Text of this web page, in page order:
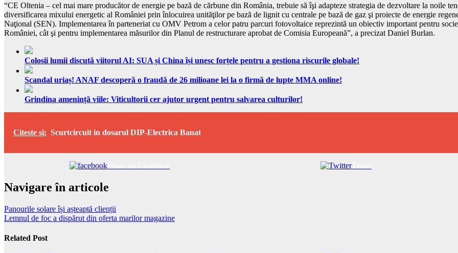
“CE Oltenia – cel mai mare producător de energie pe bază de cărbune din România, trebuie să îşi adapteze strategia de dezvoltare la noile
diversificarea mixului energetic al României prin înlocuirea unităţilor pe bază de lignit cu centrale pe bază de gaz şi proiecte de energie
Naţional (SEN). Implementarea în parteneriat cu OMV Petrom a celor patru parcuri fotovoltaice reprezintă un obiectiv important pentru
României, cât şi pentru implementarea măsurilor din Planul de restructurare aprobat de Comisia Europeană”, a precizat Daniel Burlan.
Colosii lumii discută viitorul AI: SUA și China își unesc forțele pentru a gestiona riscurile globale!
Scandal uriaș! ANAF descoperă o fraudă de 26 milioane lei la o firmă de lupte MMA online!
Grindina amenință viile: Viticultorii cer ajutor urgent pentru salvarea culturilor!
Citeste si: Scurtcircuit in dosarul DIP-Electrica Banat
Tweet
Navigare în articole
Panourile solare își așteaptă clienții
Lemnul de foc a dispărut din oferta marilor magazine
Related Post